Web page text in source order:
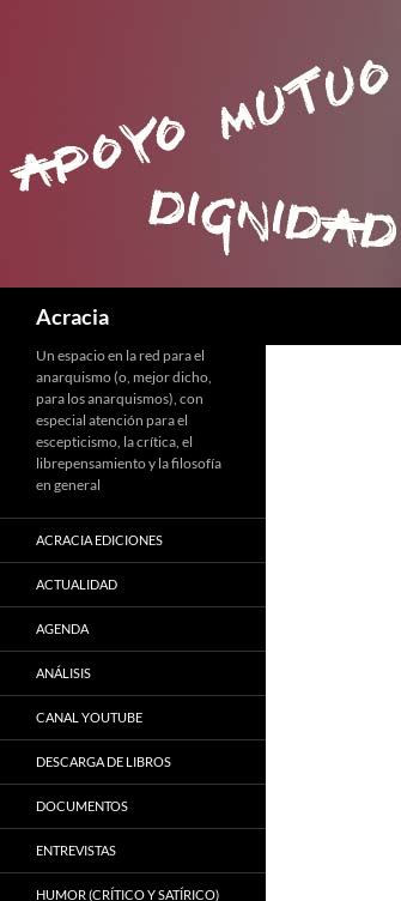
Acracia
Un espacio en la red para el
anarquismo (o, mejor dicho,
para los anarquismos), con
especial atención para el
escepticismo, la crítica, el
librepensamiento y la filosofía
en general
ACRACIA EDICIONES
ACTUALIDAD
AGENDA
ANÁLISIS
CANAL YOUTUBE
DESCARGA DE LIBROS
DOCUMENTOS
ENTREVISTAS
HUMOR (CRÍTICO Y SATÍRICO)